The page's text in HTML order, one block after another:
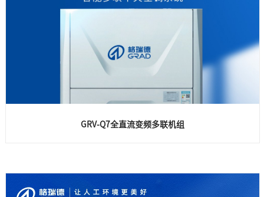
GRV-Q7全直流变频多联机组